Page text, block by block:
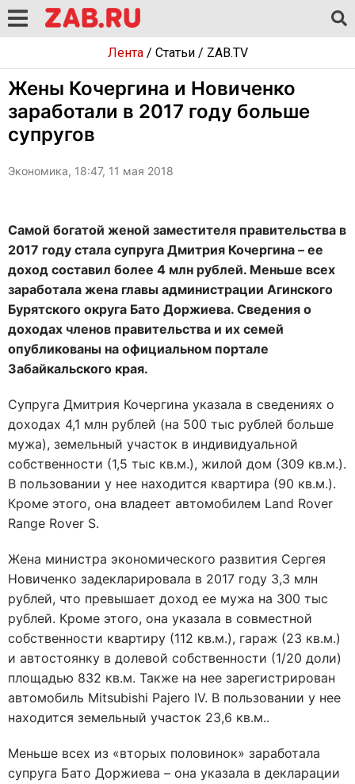
Лента/ Статьи/ ZAB.TV
Жены Кочергина и Новиченко
заработали в 2017 году больше
супругов
Экономика, 18:47, 11 мая 2018
Самой богатой женой заместителя правительства в
2017 году стала супруга Дмитрия Кочергина – ее
доход составил более 4 млн рублей. Меньше всех
заработала жена главы администрации Агинского
Бурятского округа Бато Доржиева. Сведения о
доходах членов правительства и их семей
опубликованы на официальном портале
Забайкальского края.
Супруга Дмитрия Кочергина указала в сведениях о
доходах 4,1 млн рублей (на 500 тыс рублей больше
мужа), земельный участок в индивидуальной
собственности (1,5 тыс кв.м.), жилой дом (309 кв.м.).
В пользовании у нее находится квартира (90 кв.м.).
Кроме этого, она владеет автомобилем Land Rover
Range Rover S.
Жена министра экономического развития Сергея
Новиченко задекларировала в 2017 году 3,3 млн
рублей, что превышает доход ее мужа на 300 тыс
рублей. Кроме этого, она указала в совместной
собственности квартиру (112 кв.м.), гараж (23 кв.м.)
и автостоянку в долевой собственности (1/20 доли)
площадью 832 кв.м. Также на нее зарегистрирован
автомобиль Mitsubishi Pajero IV. В пользовании у нее
находится земельный участок 23,6 кв.м..
Меньше всех из «вторых половинок» заработала
супруга Бато Доржиева – она указала в декларации